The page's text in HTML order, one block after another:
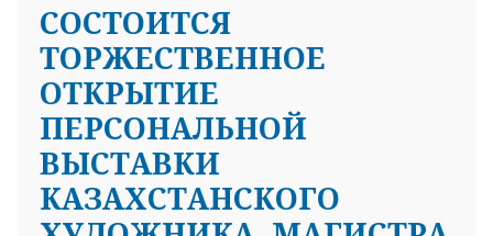
СОСТОИТСЯ
ТОРЖЕСТВЕННОЕ
ОТКРЫТИЕ
ПЕРСОНАЛЬНОЙ
ВЫСТАВКИ
КАЗАХСТАНСКОГО